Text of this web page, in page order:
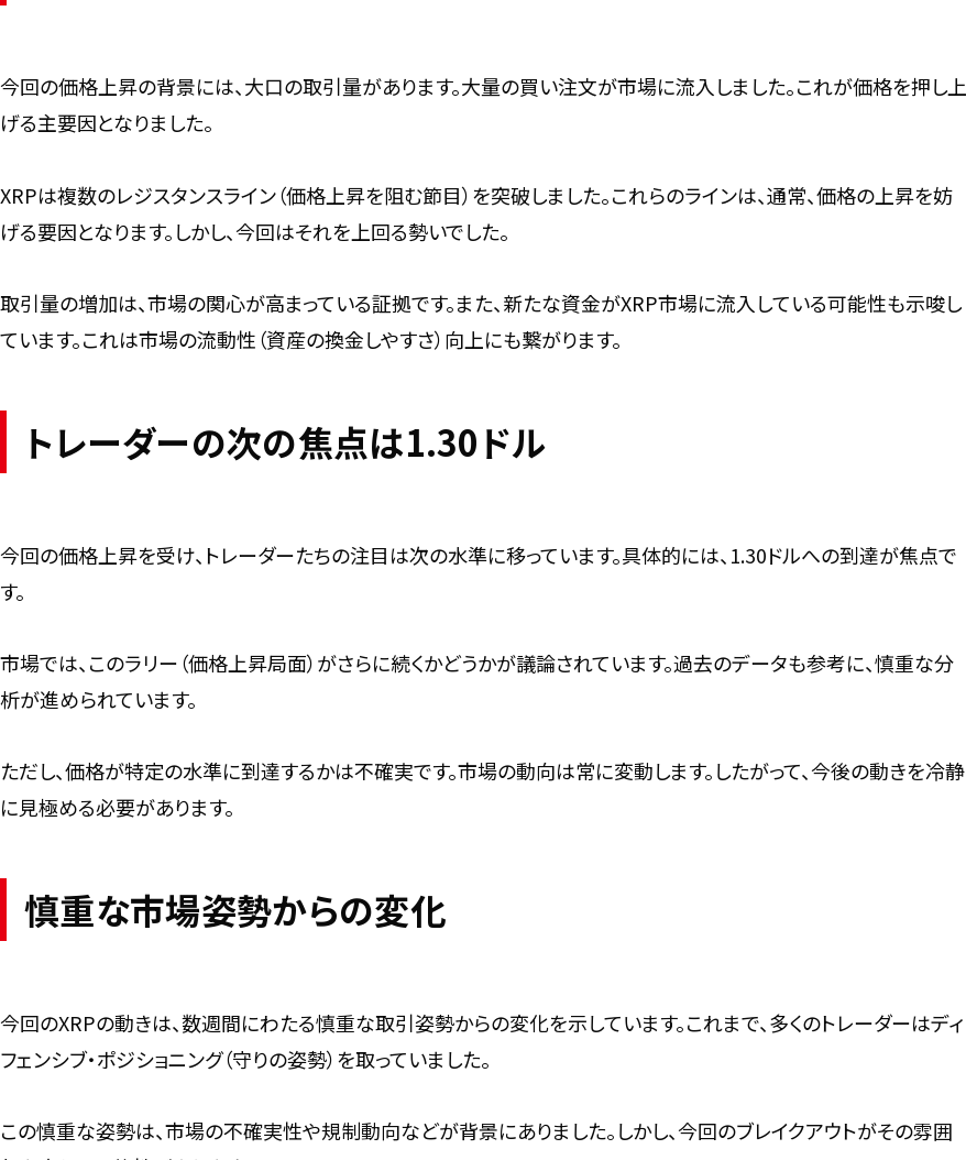
今回の価格上昇の背景には、大口の取引量があります。大量の買い注文が市場に流入しました。これが価格を押し上
げる主要因となりました。
XRPは複数のレジスタンスライン（価格上昇を阻む節目）を突破しました。これらのラインは、通常、価格の上昇を妨
げる要因となります。しかし、今回はそれを上回る勢いでした。
取引量の増加は、市場の関心が高まっている証拠です。また、新たな資金がXRP市場に流入している可能性も示唆し
ています。これは市場の流動性（資産の換金しやすさ）向上にも繋がります。
トレーダーの次の焦点は1.30ドル
今回の価格上昇を受け、トレーダーたちの注目は次の水準に移っています。具体的には、1.30ドルへの到達が焦点で
す。
市場では、このラリー（価格上昇局面）がさらに続くかどうかが議論されています。過去のデータも参考に、慎重な分
析が進められています。
ただし、価格が特定の水準に到達するかは不確実です。市場の動向は常に変動します。したがって、今後の動きを冷静
に見極める必要があります。
慎重な市場姿勢からの変化
今回のXRPの動きは、数週間にわたる慎重な取引姿勢からの変化を示しています。これまで、多くのトレーダーはディ
フェンシブ・ポジショニング（守りの姿勢）を取っていました。
この慎重な姿勢は、市場の不確実性や規制動向などが背景にありました。しかし、今回のブレイクアウトがその雰囲